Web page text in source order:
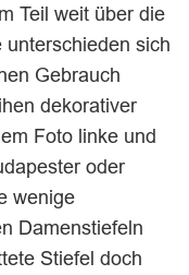
Teil weit über die
sich
Gebrauch
dekorativer
Foto linke und
oder
wenige
Damenstiefeln
Stiefel doch